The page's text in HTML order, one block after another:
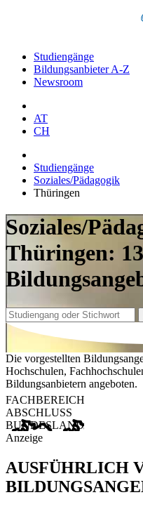
Studiengänge
Bildungsanbieter A-Z
Newsroom
AT
CH
Studiengänge
Soziales/Pädagogik
Thüringen
Soziales/
Thüringen:
Die vorgestellten
Hochschulen,
Bildungsanbietern angeboten.
FACHBEREICH
ABSCHLUSS
BUNDESLAND
Anzeige
AUSFÜHRLICH